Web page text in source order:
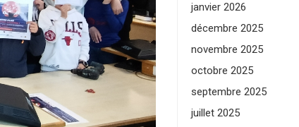
janvier 2026
décembre 2025
novembre 2025
octobre 2025
septembre 2025
juillet 2025